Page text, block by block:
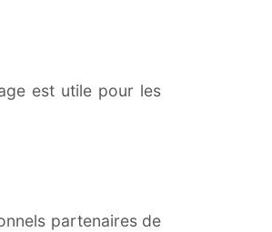
est utile pour les
partenaires de